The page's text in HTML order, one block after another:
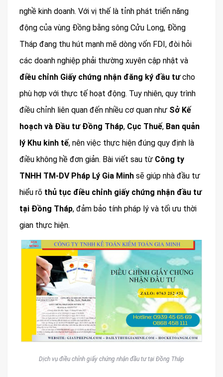
nghề kinh doanh. Với vị thế là tỉnh phát triển năng
động của vùng Đồng bằng sông Cửu Long, Đồng
Tháp đang thu hút mạnh mẽ dòng vốn FDI, đòi hỏi
các doanh nghiệp phải thường xuyên cập nhật và
điều chỉnh Giấy chứng nhận đăng ký đầu tưcho
phù hợp với thực tế hoạt động. Tuy nhiên, quy trình
điều chỉnh liên quan đến nhiều cơ quan như Sở Kế
hoạch và Đầu tư Đồng Tháp, Cục Thuế, Ban quản
lý Khu kinh tế, nên việc thực hiện đúng quy định là
điều không hề đơn giản. Bài viết sau từ Công ty
TNHH TM-DV Pháp Lý Gia Minh sẽ giúp nhà đầu tư
hiểu rõ thủ tục điều chỉnh giấy chứng nhận đầu tư
tại Đồng Tháp, đảm bảo tính pháp lý và tối ưu thời
gian thực hiện.
Dịch vụ điều chỉnh giấy chứng nhận đầu tư tại Đồng Tháp